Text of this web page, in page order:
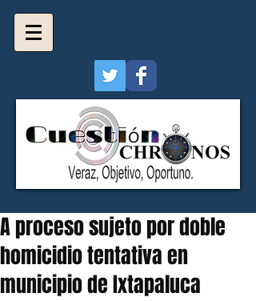
A proceso sujeto por doble
homicidio tentativa en
municipio de Ixtapaluca